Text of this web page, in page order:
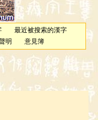
最近被搜索的漢字
明 意見簿